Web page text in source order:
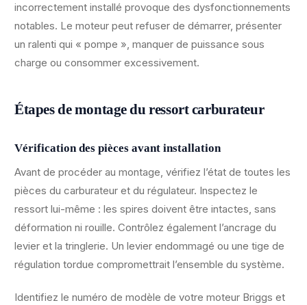
incorrectement installé provoque des dysfonctionnements
notables. Le moteur peut refuser de démarrer, présenter
un ralenti qui « pompe », manquer de puissance sous
charge ou consommer excessivement.
Étapes de montage du ressort carburateur
Vérification des pièces avant installation
Avant de procéder au montage, vérifiez l’état de toutes les
pièces du carburateur et du régulateur. Inspectez le
ressort lui-même : les spires doivent être intactes, sans
déformation ni rouille. Contrôlez également l’ancrage du
levier et la tringlerie. Un levier endommagé ou une tige de
régulation tordue compromettrait l’ensemble du système.
Identifiez le numéro de modèle de votre moteur Briggs et